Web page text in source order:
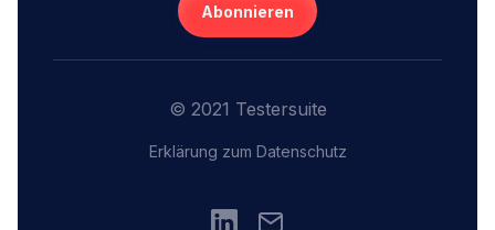
Abonnieren
© 2021 Testersuite
Erklärung zum Datenschutz